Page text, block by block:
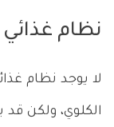
نظام
لا يوجد نظام
الكلوي، ولكن